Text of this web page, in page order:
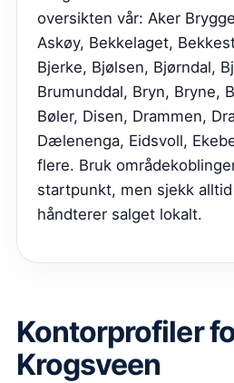
oversikten vår: Aker
Askøy, Bekkelaget,
Bjerke, Bjølsen, Bjørndal,
Brumunddal, Bryn, Bryne,
Bøler, Disen, Drammen,
Dælenenga, Eidsvoll,
flere. Bruk
startpunkt, men sjekk
håndterer salget lokalt.
Kontorprofiler
Krogsveen